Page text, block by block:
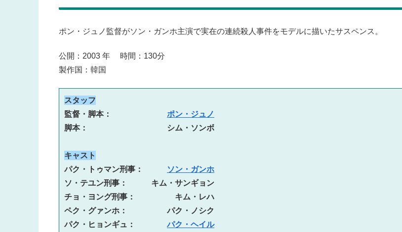
ポン・ジュノ監督がソン・ガンホ主演で実在の連続殺人事件をモデルに描いたサスペンス。
公開：2003 年 時間：130分
製作国：韓国
スタッフ
監督・脚本： ポン・ジュノ
脚本：　　　　　　　　　　シム・ソンボ
キャスト
パク・トゥマン刑事：
ソン・ガンホ
ソ・テユン刑事：　　　キム・サンギョン
チョ・ヨング刑事：　　　　　キム・レハ
ペク・グァンホ：　　　　　パク・ノシク
パク・ヒョンギュ： パク・ヘイル